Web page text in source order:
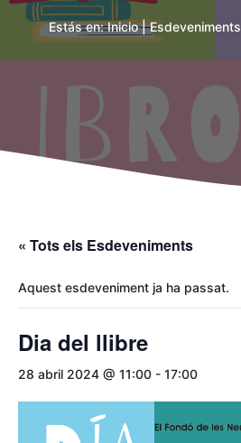
Estás en:Inicio|Esdeveniments
« Tots els Esdeveniments
Aquest esdeveniment ja ha passat.
Dia del llibre
28 abril 2024 @ 11:00 - 17:00